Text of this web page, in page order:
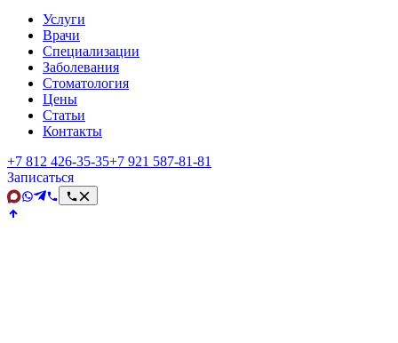
Услуги
Врачи
Специализации
Заболевания
Стоматология
Цены
Статьи
Контакты
+7 812 426‑35‑35+7 921 587‑81‑81
Записаться